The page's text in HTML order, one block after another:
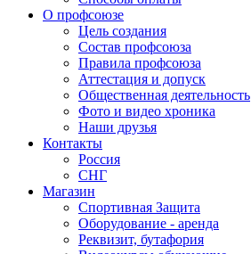
О профсоюзе
Цель создания
Состав профсоюза
Правила профсоюза
Аттестация и допуск
Общественная деятельность
Фото и видео хроника
Наши друзья
Контакты
Россия
СНГ
Магазин
Спортивная Защита
Оборудование - аренда
Реквизит, бутафория